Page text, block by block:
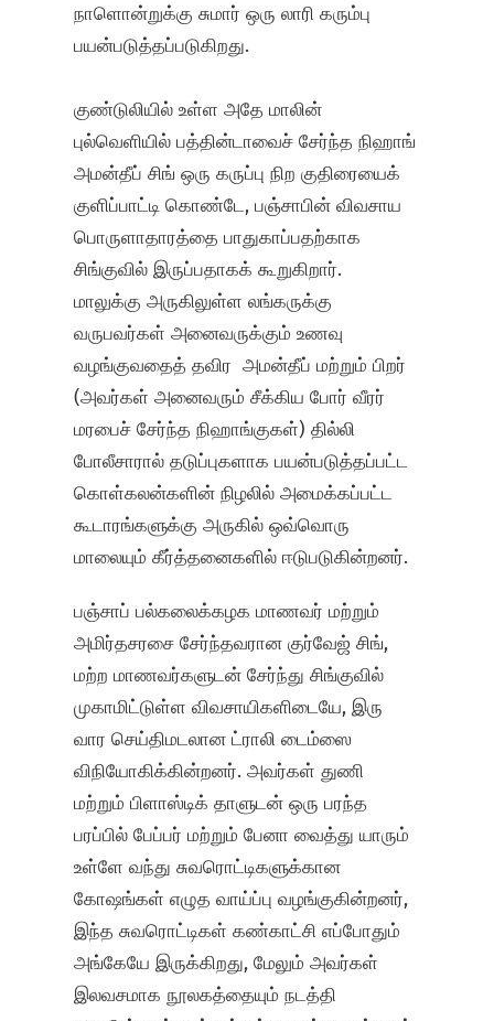
நாளொன்றுக்கு சுமார் ஒரு லாரி கரும்பு
பயன்படுத்தப்படுகிறது.
குண்டுலியில் உள்ள அதே மாலின்
புல்வெளியில் பத்தின்டாவைச் சேர்ந்த நிஹாங்
அமன்தீப் சிங் ஒரு கருப்பு நிற குதிரையைக்
குளிப்பாட்டி கொண்டே, பஞ்சாபின் விவசாய
பொருளாதாரத்தை பாதுகாப்பதற்காக
சிங்குவில் இருப்பதாகக் கூறுகிறார்.
மாலுக்கு அருகிலுள்ள லங்கருக்கு
வருபவர்கள் அனைவருக்கும் உணவு
வழங்குவதைத் தவிர அமன்தீப் மற்றும் பிறர்
(அவர்கள் அனைவரும் சீக்கிய போர் வீரர்
மரபைச் சேர்ந்த நிஹாங்குகள்) தில்லி
போலீசாரால் தடுப்புகளாக பயன்படுத்தப்பட்ட
கொள்கலன்களின் நிழலில் அமைக்கப்பட்ட
கூடாரங்களுக்கு அருகில் ஒவ்வொரு
மாலையும் கீர்த்தனைகளில் ஈடுபடுகின்றனர்.
பஞ்சாப் பல்கலைக்கழக மாணவர் மற்றும்
அமிர்தசரசை சேர்ந்தவரான குர்வேஜ் சிங்,
மற்ற மாணவர்களுடன் சேர்ந்து சிங்குவில்
முகாமிட்டுள்ள விவசாயிகளிடையே, இரு
வார செய்திமடலான ட்ராலி டைம்ஸை
விநியோகிக்கின்றனர். அவர்கள் துணி
மற்றும் பிளாஸ்டிக் தாளுடன் ஒரு பரந்த
பரப்பில் பேப்பர் மற்றும் பேனா வைத்து யாரும்
உள்ளே வந்து சுவரொட்டிகளுக்கான
கோஷங்கள் எழுத வாய்ப்பு வழங்குகின்றனர்,
இந்த சுவரொட்டிகள் கண்காட்சி எப்போதும்
அங்கேயே இருக்கிறது, மேலும் அவர்கள்
இலவசமாக நூலகத்தையும் நடத்தி